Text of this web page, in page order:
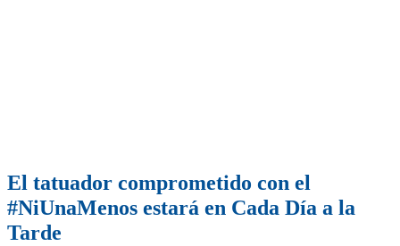
El tatuador comprometido con el
#NiUnaMenos estará en Cada Día a la
Tarde